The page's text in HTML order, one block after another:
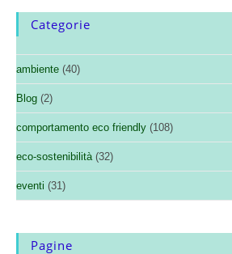
Categorie
ambiente (40)
Blog (2)
comportamento eco friendly (108)
eco-sostenibilità (32)
eventi (31)
Pagine